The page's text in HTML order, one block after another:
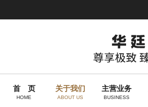
首 页
HOME
关于我们
ABOUT US
主营业务
BUSINESS